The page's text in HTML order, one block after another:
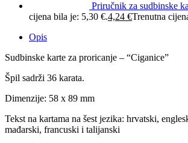
Priručnik za sudbinske
cijena bila je: 5,30 €.4,24 €Trenutna
Opis
Sudbinske karte za proricanje – “Ciganice”
Špil sadrži 36 karata.
Dimenzije: 58 x 89 mm
Tekst na kartama na šest jezika: hrvatski,
mađarski, francuski i talijanski